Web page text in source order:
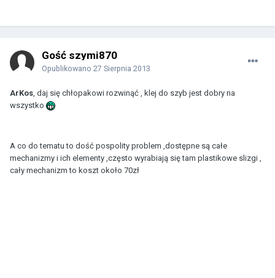
Gość szymi870
Opublikowano 27 Sierpnia 2013
ArKos , daj się chłopakowi rozwinąć , klej do szyb jest dobry na
wszystko
A co do tematu to dość pospolity problem ,dostępne są całe
mechanizmy i ich elementy ,często wyrabiają się tam plastikowe slizgi ,
cały mechanizm to koszt około 70zł